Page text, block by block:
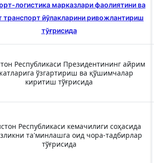
логистика марказлари фаолиятини ва
транспорт йўлакларини ривожлантириш
тўғрисида
Республикаси Президентининг айрим
ўзгартириш ва қўшимчалар
киритиш тўғрисида
Республикаси кемачилиги соҳасида
та'минлашга оид чора-тадбирлар
тўғрисида